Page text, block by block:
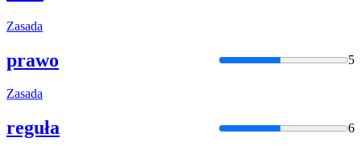
Zasada
prawo 5
Zasada
reguła 6